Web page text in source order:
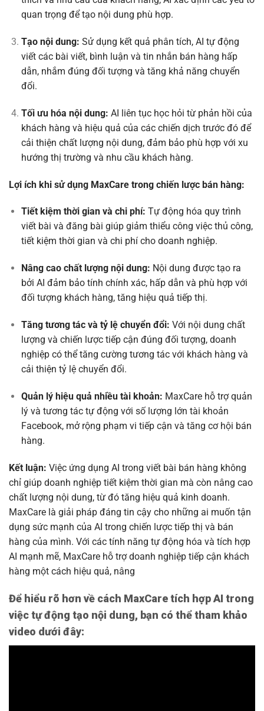
quan trọng để tạo nội dung phù hợp.
Tạo nội dung: Sử dụng kết quả phân tích, AI tự động
viết các bài viết, bình luận và tin nhắn bán hàng hấp
dẫn, nhắm đúng đối tượng và tăng khả năng chuyển
đổi.
Tối ưu hóa nội dung: AI liên tục học hỏi từ phản hồi của
khách hàng và hiệu quả của các chiến dịch trước đó để
cải thiện chất lượng nội dung, đảm bảo phù hợp với xu
hướng thị trường và nhu cầu khách hàng.
Lợi ích khi sử dụng MaxCare trong chiến lược bán hàng:
Tiết kiệm thời gian và chi phí: Tự động hóa quy trình
viết bài và đăng bài giúp giảm thiểu công việc thủ công,
tiết kiệm thời gian và chi phí cho doanh nghiệp.
Nâng cao chất lượng nội dung: Nội dung được tạo ra
bởi AI đảm bảo tính chính xác, hấp dẫn và phù hợp với
đối tượng khách hàng, tăng hiệu quả tiếp thị.
Tăng tương tác và tỷ lệ chuyển đổi: Với nội dung chất
lượng và chiến lược tiếp cận đúng đối tượng, doanh
nghiệp có thể tăng cường tương tác với khách hàng và
cải thiện tỷ lệ chuyển đổi.
Quản lý hiệu quả nhiều tài khoản: MaxCare hỗ trợ quản
lý và tương tác tự động với số lượng lớn tài khoản
Facebook, mở rộng phạm vi tiếp cận và tăng cơ hội bán
hàng.
Kết luận: Việc ứng dụng AI trong viết bài bán hàng không
chỉ giúp doanh nghiệp tiết kiệm thời gian mà còn nâng cao
chất lượng nội dung, từ đó tăng hiệu quả kinh doanh.
MaxCare là giải pháp đáng tin cậy cho những ai muốn tận
dụng sức mạnh của AI trong chiến lược tiếp thị và bán
hàng của mình. Với các tính năng tự động hóa và tích hợp
AI mạnh mẽ, MaxCare hỗ trợ doanh nghiệp tiếp cận khách
hàng một cách hiệu quả, nâng
Để hiểu rõ hơn về cách MaxCare tích hợp AI trong
việc tự động tạo nội dung, bạn có thể tham khảo
video dưới đây: